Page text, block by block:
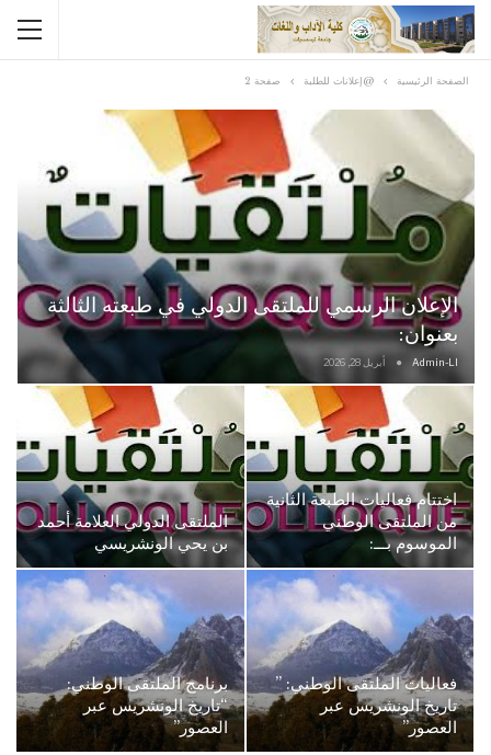
الصفحة الرئيسية @إعلانات للطلبة صفحة 2
الإعلان الرسمي للملتقى الدولي في طبعته الثالثة
بعنوان:
Admin-Ll أبريل 28, 2026
اختتام فعاليات الطبعة الثانية
من الملتقى الوطني
الموسوم بـــ:
الملتقى الدولي العلامة أحمد
بن يحي الونشريسي
فعاليات الملتقى الوطني: ”
تاريخ الونشريس عبر
العصور”
برنامج الملتقى الوطني:
“تاريخ الونشريس عبر
العصور”